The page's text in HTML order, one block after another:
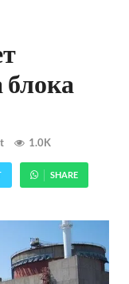
блока
1.0K
SHARE